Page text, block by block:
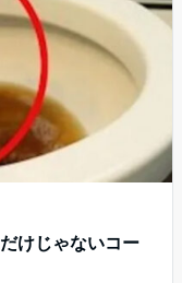
けじゃないコー